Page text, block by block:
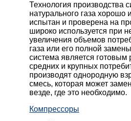
Технология производства
натурального газа хорошо
испытан и проверена на
широко используется при
увеличения объемов
газа или его полной
система является
средних и крупных
производят однородную
смесь, которая может
везде, где это необходимо.
Компрессоры